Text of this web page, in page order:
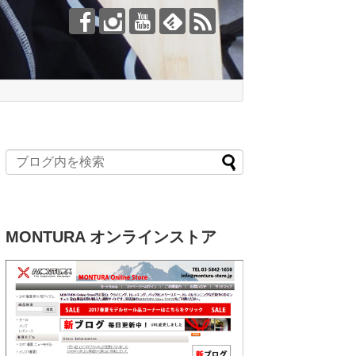
MONTURA オンラインストア